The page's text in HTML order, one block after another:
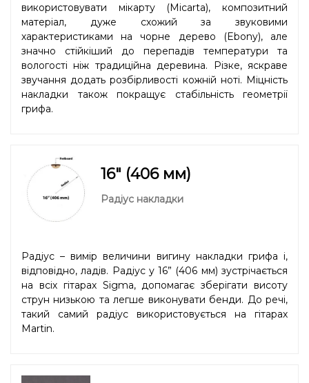
використовувати мікарту (Micarta), композитний
матеріал, дуже схожий за звуковими
характеристиками на чорне дерево (Ebony), але
значно стійкіший до перепадів температури та
вологості ніж традиційна деревина. Різке, яскраве
звучання додать розбірливості кожній ноті. Міцність
накладки також покращує стабільність геометрії
грифа.
16" (406 мм)
Радіус накладки
Радіус – вимір величини вигину накладки грифа і,
відповідно, ладів. Радіус у 16” (406 мм) зустрічається
на всіх гітарах Sigma, допомагає зберігати висоту
струн низькою та легше виконувати бенди. До речі,
такий самий радіус використовується на гітарах
Martin.